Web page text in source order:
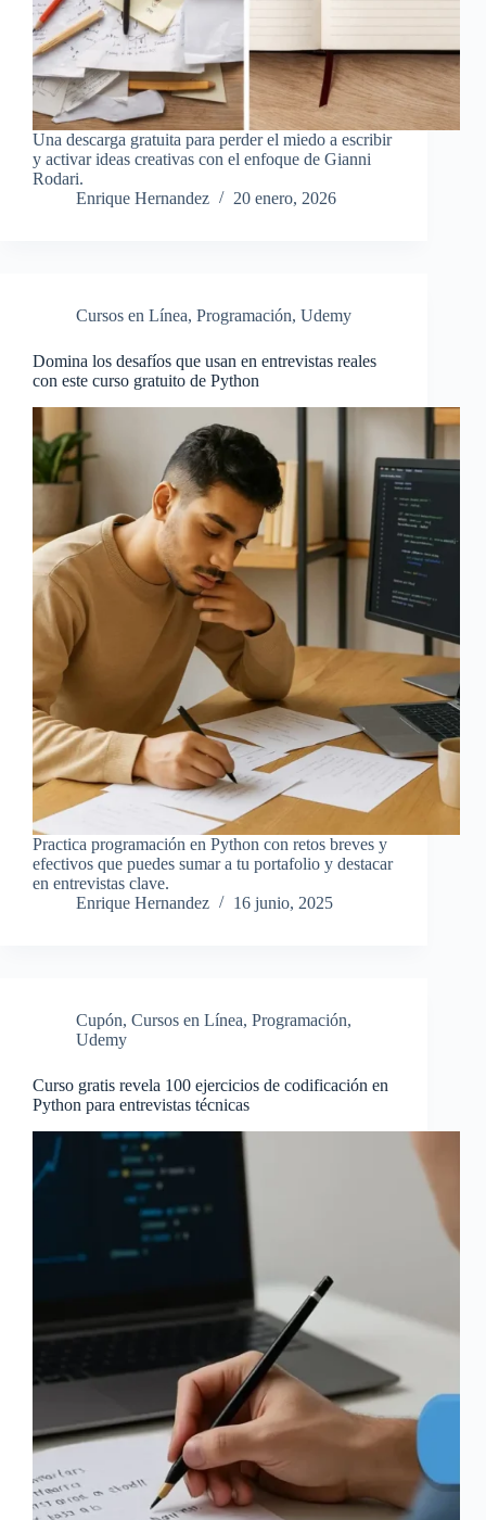
Una descarga gratuita para perder el miedo a escribir
y activar ideas creativas con el enfoque de Gianni
Rodari.
Enrique Hernandez
20 enero, 2026
Cursos en Línea, Programación, Udemy
Domina los desafíos que usan en entrevistas reales
con este curso gratuito de Python
Practica programación en Python con retos breves y
efectivos que puedes sumar a tu portafolio y destacar
en entrevistas clave.
Enrique Hernandez
16 junio, 2025
Cupón, Cursos en Línea, Programación,
Udemy
Curso gratis revela 100 ejercicios de codificación en
Python para entrevistas técnicas